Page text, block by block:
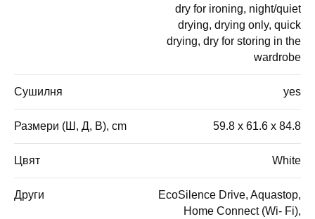
dry for ironing, night/quiet
drying, drying only, quick
drying, dry for storing in the
wardrobe
Сушилня yes
Размери (Ш, Д, В), cm 59.8 x 61.6 x 84.8
Цвят White
Други
EcoSilence Drive, Aquastop,
Home Connect (Wi- Fi),